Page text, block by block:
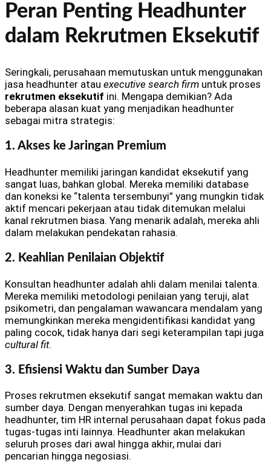
Peran Penting Headhunter
dalam Rekrutmen Eksekutif
Seringkali, perusahaan memutuskan untuk menggunakan
jasa headhunter atau executive search firm untuk proses
rekrutmen eksekutif ini. Mengapa demikian? Ada
beberapa alasan kuat yang menjadikan headhunter
sebagai mitra strategis:
1. Akses ke Jaringan Premium
Headhunter memiliki jaringan kandidat eksekutif yang
sangat luas, bahkan global. Mereka memiliki database
dan koneksi ke “talenta tersembunyi” yang mungkin tidak
aktif mencari pekerjaan atau tidak ditemukan melalui
kanal rekrutmen biasa. Yang menarik adalah, mereka ahli
dalam melakukan pendekatan rahasia.
2. Keahlian Penilaian Objektif
Konsultan headhunter adalah ahli dalam menilai talenta.
Mereka memiliki metodologi penilaian yang teruji, alat
psikometri, dan pengalaman wawancara mendalam yang
memungkinkan mereka mengidentifikasi kandidat yang
paling cocok, tidak hanya dari segi keterampilan tapi juga
cultural fit.
3. Efisiensi Waktu dan Sumber Daya
Proses rekrutmen eksekutif sangat memakan waktu dan
sumber daya. Dengan menyerahkan tugas ini kepada
headhunter, tim HR internal perusahaan dapat fokus pada
tugas-tugas inti lainnya. Headhunter akan melakukan
seluruh proses dari awal hingga akhir, mulai dari
pencarian hingga negosiasi.